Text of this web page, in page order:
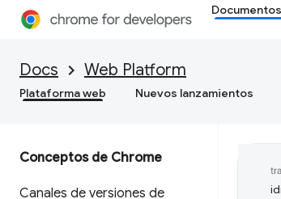
Documentos
Docs Web Platform
Plataforma web Nuevos lanzamientos
Conceptos de Chrome
Canales de versiones de